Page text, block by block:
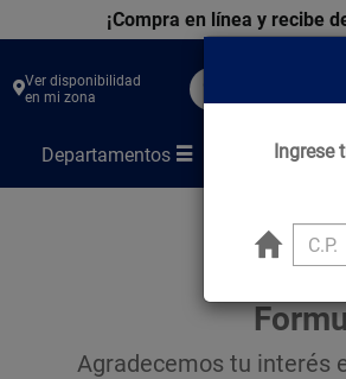
¡Compra en línea y recibe
Ver disponibilidad
en mi zona
Departamentos Marcas
Agradecemos tu interés
Ingrese